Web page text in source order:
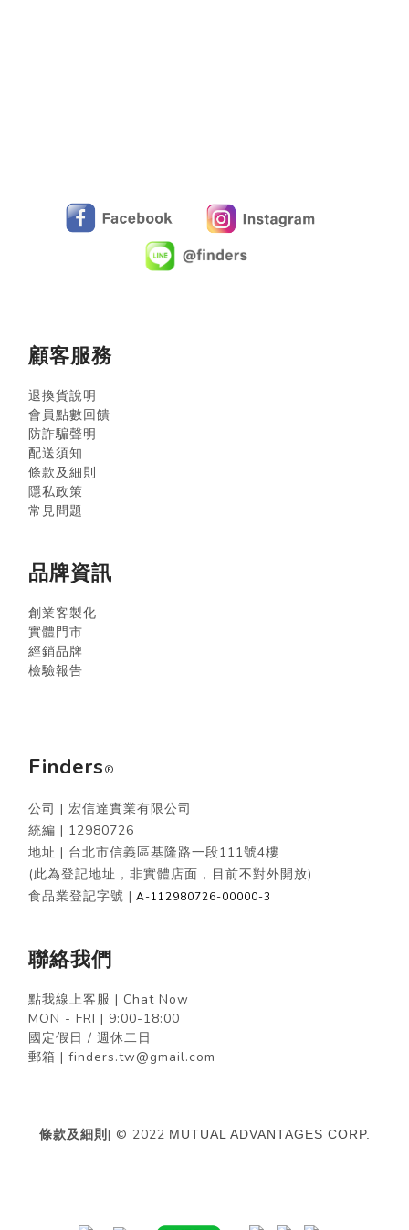
顧客服務
退換貨說明
會員點數回饋
防詐騙聲明
配送須知
條款及細則
隱私政策
常見問題
品牌資訊
創業客製化
實體門市
經銷品牌
檢驗報告
Finders®
公司 | 宏信達實業有限公司
統編 | 12980726
地址 | 台北市信義區基隆路一段111號4樓
(此為登記地址，非實體店面，目前不對外開放)
食品業登記字號 | A-112980726-00000-3
聯絡我們
點我線上客服 | Chat Now
MON - FRI | 9:00-18:00
國定假日 / 週休二日
郵箱 | finders.tw@gmail.com
條款及細則| © 2022 MUTUAL ADVANTAGES CORP.